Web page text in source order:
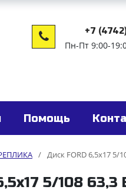
+7
Пн-Пт 9:00-
Помощь
/ Диск FORD 6,5x17 5/
5/108 63,3